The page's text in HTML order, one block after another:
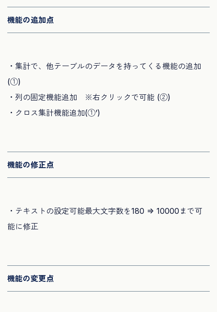
機能の追加点
・集計で、他テーブルのデータを持ってくる機能の追加
(①)
・列の固定機能追加 ※右クリックで可能 (②)
・クロス集計機能追加(①’)
機能の修正点
・テキストの設定可能最大文字数を180 => 10000まで可
能に修正
機能の変更点